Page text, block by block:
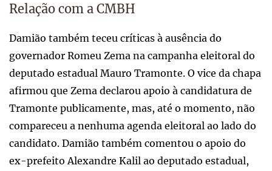
Relação com a CMBH
Damião também teceu críticas à ausência do
governador Romeu Zema na campanha eleitoral do
deputado estadual Mauro Tramonte. O vice da chapa
afirmou que Zema declarou apoio à candidatura de
Tramonte publicamente, mas, até o momento, não
compareceu a nenhuma agenda eleitoral ao lado do
candidato. Damião também comentou o apoio do
ex-prefeito Alexandre Kalil ao deputado estadual,